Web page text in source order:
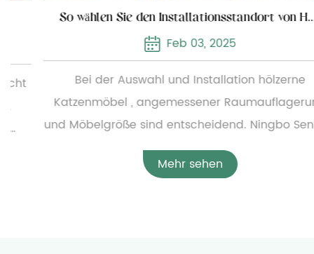
So wählen Sie den Installationsstandort von Holzkatzenmöbeln
Feb 03, 2025
Bei der Auswahl und Installation hölzerne
Katzenmöbel , angemessener Raumauflagerung
und Möbelgröße sind entscheidend. Ningbo Sentian
Pet Supplies Co., Ltd. bietet eine breite Palette von
Holzkatzenmöbeln an, von einfachen kleinen
Mehr sehen